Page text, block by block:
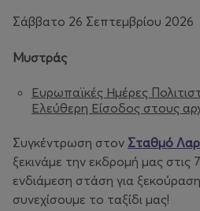
Σάββατο 26 Σεπτεμβρίου 2026
Μυστράς
Ευρωπαϊκές Ημέρες
Ελεύθερη Είσοδος στους
Συγκέντρωση στον Σταθμό
ξεκινάμε την εκδρομή μας στις
ενδιάμεση στάση για
συνεχίσουμε το ταξίδι μας!